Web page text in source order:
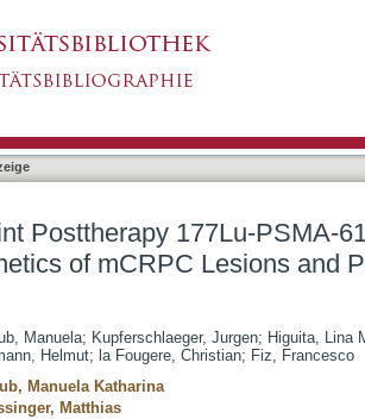
617 SPECT/CT Describes
Outcome
Posttherapy 177Lu-PSMA-
of mCRPC Lesions and
Manuela; Kupferschlaeger, Jurgen; Higuita, Lina
Helmut; la Fougere, Christian; Fiz, Francesco
Manuela Katharina
Matthias